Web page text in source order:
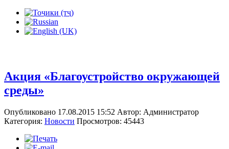
Акция «Благоустройство окружающей
среды»
Опубликовано 17.08.2015 15:52 Автор: Администратор
Категория: Новости Просмотров: 45443